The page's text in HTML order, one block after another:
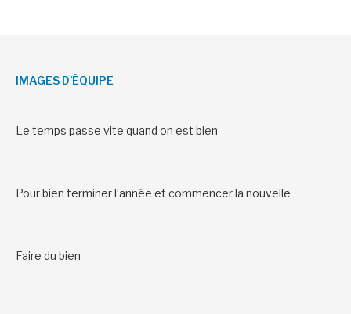
IMAGES D’ÉQUIPE
Le temps passe vite quand on est bien
Pour bien terminer l’année et commencer la nouvelle
Faire du bien